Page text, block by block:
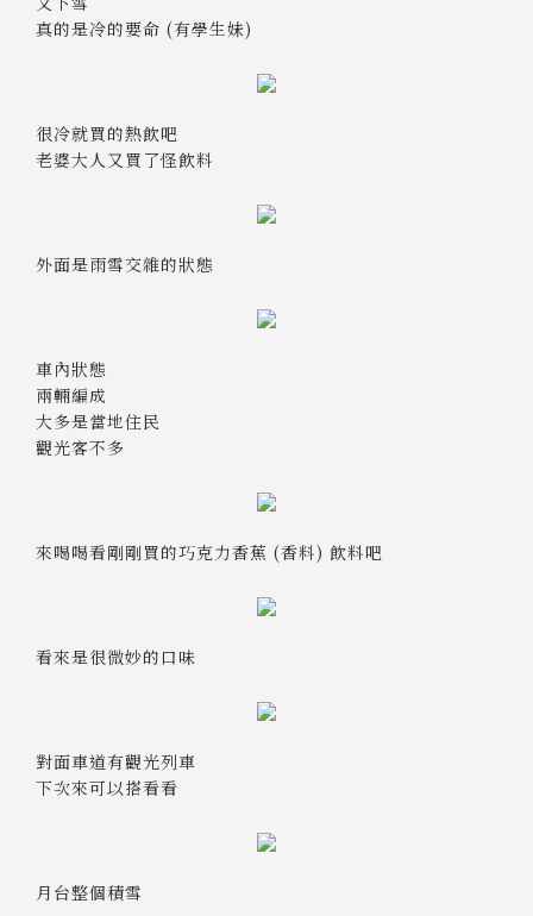
真的是冷的要命 (有學生妹)
很冷就買的熱飲吧
老婆大人又買了怪飲料
外面是雨雪交雜的狀態
車內狀態
兩輛編成
大多是當地住民
觀光客不多
來喝喝看剛剛買的巧克力香蕉 (香料) 飲料吧
看來是很微妙的口味
對面車道有觀光列車
下次來可以搭看看
月台整個積雪